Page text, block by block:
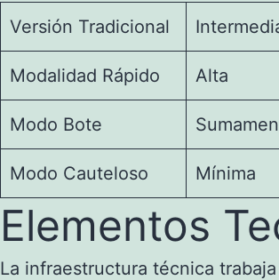
Versión Tradicional
Modalidad Rápido Alta
Modo Bote
Modo Cauteloso Mínima
Elementos
La infraestructura técnica